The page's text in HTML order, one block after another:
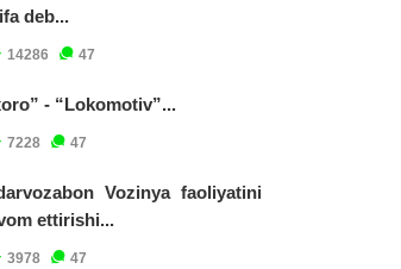
deb...
14286 47
- “Lokomotiv”...
7228 47
Vozinya faoliyatini
ettirishi...
3978 47